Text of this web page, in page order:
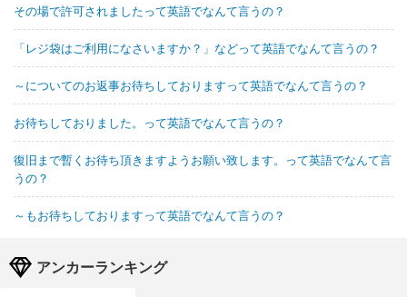
その場で許可されましたって英語でなんて言うの？
「レジ袋はご利用になさいますか？」などって英語でなんて言うの？
～についてのお返事お待ちしておりますって英語でなんて言うの？
お待ちしておりました。って英語でなんて言うの？
復旧まで暫くお待ち頂きますようお願い致します。って英語でなんて言
うの？
～もお待ちしておりますって英語でなんて言うの？
アンカーランキング